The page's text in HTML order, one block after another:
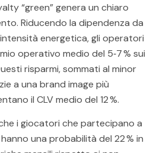
“green” genera un chiaro
Riducendo la dipendenza da
energetica, gli operatori
operativo medio del 5‑7 % sui
risparmi, sommati al minor
a una brand image più
il CLV medio del 12 %.
i giocatori che partecipano a
una probabilità del 22 % in